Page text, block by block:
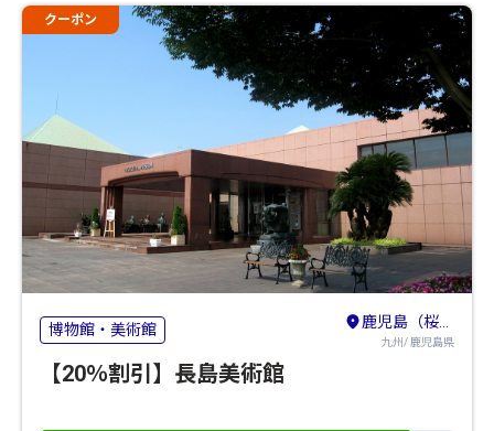
クーポン
博物館・美術館 鹿児島（桜島）
九州/ 鹿児島県
【20％割引】長島美術館